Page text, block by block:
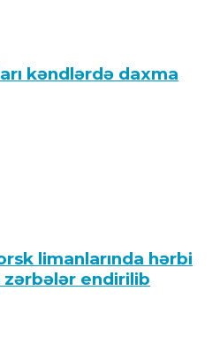
kəndlərdə daxma
limanlarında hərbi
zərbələr endirilib